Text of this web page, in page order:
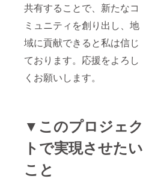
共有することで、新たなコ
ミュニティを創り出し、地
域に貢献できると私は信じ
ております。応援をよろし
くお願いします。
▼このプロジェク
トで実現させたい
こと